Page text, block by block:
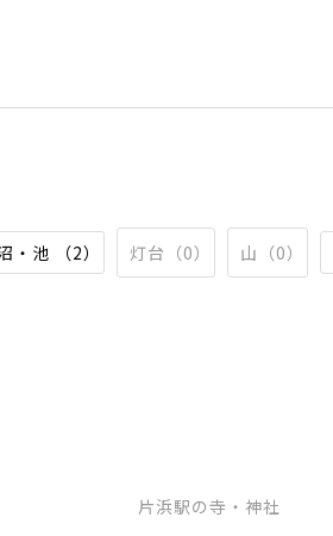
・池 （2） 灯台（0） 山（0）
片浜駅の寺・神社